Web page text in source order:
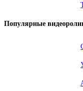
Популярные